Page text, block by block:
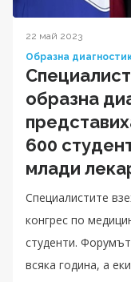
22 май 2023
Образна
образна
600
млади
Специалистите
конгрес по
студенти.
всяка година, а